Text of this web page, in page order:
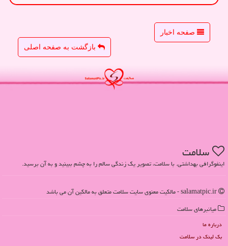
صفحه اخبار
بازگشت به صفحه اصلی
سلامت
اینفوگرافی بهداشتی. با سلامت، تصویر یک زندگی سالم را به چشم ببینید و به آن برسید.
میانبرهای سلامت
درباره ما
بک لینک در سلامت